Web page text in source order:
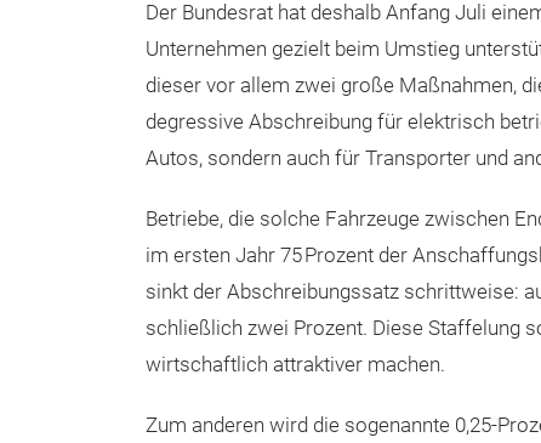
Der Bundesrat hat deshalb Anfang Juli
Unternehmen gezielt beim Umstieg
dieser vor allem zwei große Maßnahmen,
degressive Abschreibung für elektrisch
Autos, sondern auch für Transporter und
Betriebe, die solche Fahrzeuge zwischen
im ersten Jahr 75 Prozent der
sinkt der Abschreibungssatz schrittweise:
schließlich zwei Prozent. Diese Staffelung
wirtschaftlich attraktiver machen.
Zum anderen wird die sogenannte 0,25-